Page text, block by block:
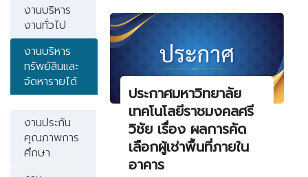
งานบริหาร
งานทั่วไป
งานบริหาร
ทรัพย์สินและ
จัดหารายได้
งานประกัน
คุณภาพการ
ศึกษา
ประกาศมหาวิทยาลัย
เทคโนโลยีราชมงคลศรี
วิชัย เรื่อง ผลการคัด
เลือกผู้เช่าพื้นที่ภายใน
อาคาร